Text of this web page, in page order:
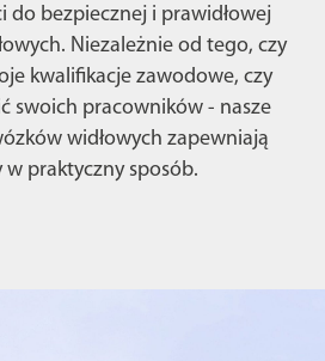
do bezpiecznej i prawidłowej
Niezależnie od tego, czy
kwalifikacje zawodowe, czy
swoich pracowników - nasze
widłowych zapewniają
praktyczny sposób.